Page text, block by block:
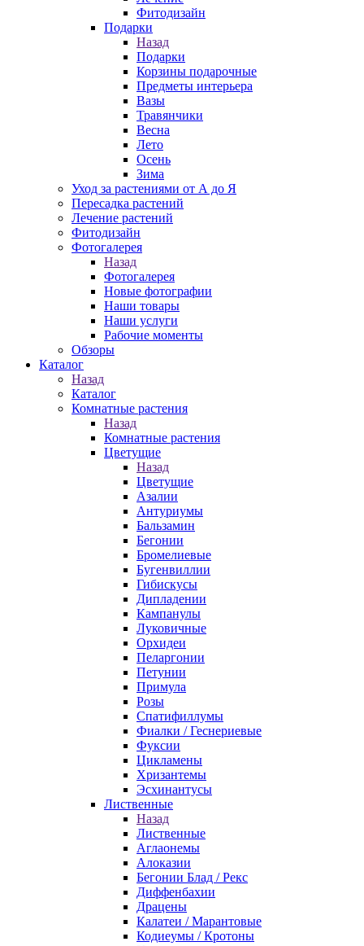
Фитодизайн
Подарки
Назад
Подарки
Корзины подарочные
Предметы интерьера
Вазы
Травянчики
Весна
Лето
Осень
Зима
Уход за растениями от А до Я
Пересадка растений
Лечение растений
Фитодизайн
Фотогалерея
Назад
Фотогалерея
Новые фотографии
Наши товары
Наши услуги
Рабочие моменты
Обзоры
Каталог
Назад
Каталог
Комнатные растения
Назад
Комнатные растения
Цветущие
Назад
Цветущие
Азалии
Антуриумы
Бальзамин
Бегонии
Бромелиевые
Бугенвиллии
Гибискусы
Дипладении
Кампанулы
Луковичные
Орхидеи
Пеларгонии
Петунии
Примула
Розы
Спатифиллумы
Фиалки / Геснериевые
Фуксии
Цикламены
Хризантемы
Эсхинантусы
Лиственные
Назад
Лиственные
Аглаонемы
Алоказии
Бегонии Блад / Рекс
Диффенбахии
Драцены
Калатеи / Марантовые
Кодиеумы / Кротоны